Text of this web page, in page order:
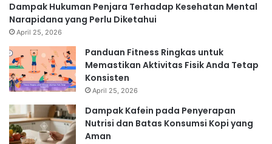
Dampak Hukuman Penjara Terhadap Kesehatan Mental
Narapidana yang Perlu Diketahui
April 25, 2026
Panduan Fitness Ringkas untuk
Memastikan Aktivitas Fisik Anda Tetap
Konsisten
April 25, 2026
Dampak Kafein pada Penyerapan
Nutrisi dan Batas Konsumsi Kopi yang
Aman